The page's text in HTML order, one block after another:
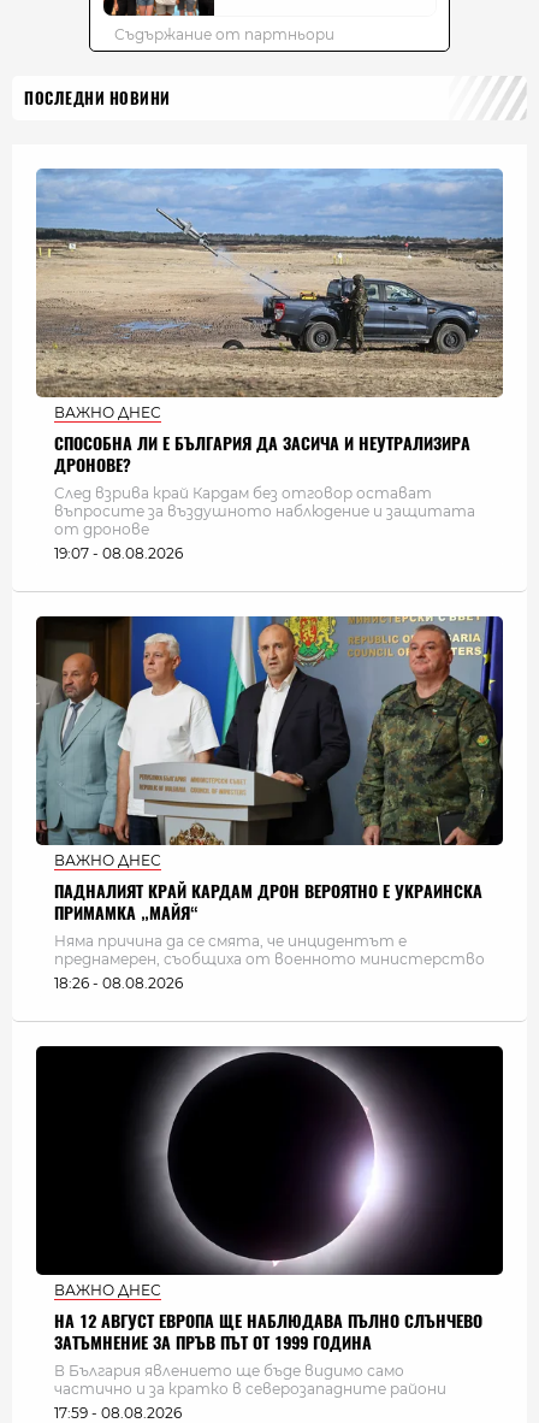
ПОСЛЕДНИ НОВИНИ
ВАЖНО ДНЕС
СПОСОБНА ЛИ Е БЪЛГАРИЯ ДА ЗАСИЧА И НЕУТРАЛИЗИРА
ДРОНОВЕ?
След взрива край Кардам без отговор остават
въпросите за въздушното наблюдение и защитата
от дронове
19:07 - 08.08.2026
ВАЖНО ДНЕС
ПАДНАЛИЯТ КРАЙ КАРДАМ ДРОН ВЕРОЯТНО Е УКРАИНСКА
ПРИМАМКА „МАЙЯ“
Няма причина да се смята, че инцидентът е
преднамерен, съобщиха от военното министерство
18:26 - 08.08.2026
ВАЖНО ДНЕС
НА 12 АВГУСТ ЕВРОПА ЩЕ НАБЛЮДАВА ПЪЛНО СЛЪНЧЕВО
ЗАТЪМНЕНИЕ ЗА ПРЪВ ПЪТ ОТ 1999 ГОДИНА
В България явлението ще бъде видимо само
частично и за кратко в северозападните райони
17:59 - 08.08.2026